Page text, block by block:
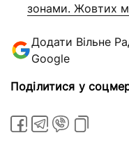
зонами. Жовтих
Додати Вільне
Google
Поділитися у